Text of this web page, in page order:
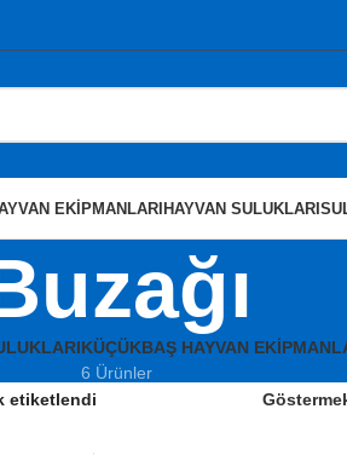
EKIPMANLARIHAYVAN SULUKLARI
KÜÇÜKBAŞ HAYVAN
6 Ürünler
etiketlendi